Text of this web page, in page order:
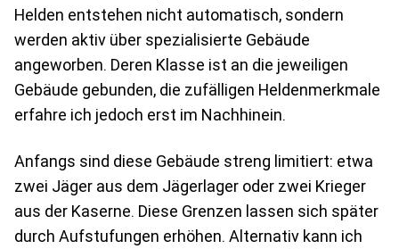
Helden entstehen nicht automatisch, sondern
werden aktiv über spezialisierte Gebäude
angeworben. Deren Klasse ist an die jeweiligen
Gebäude gebunden, die zufälligen Heldenmerkmale
erfahre ich jedoch erst im Nachhinein.
Anfangs sind diese Gebäude streng limitiert: etwa
zwei Jäger aus dem Jägerlager oder zwei Krieger
aus der Kaserne. Diese Grenzen lassen sich später
durch Aufstufungen erhöhen. Alternativ kann ich